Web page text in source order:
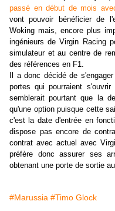
passé en début de mois
vont pouvoir bénéficier de
Woking mais, encore plus
ingénieurs de Virgin Racing
simulateur et au centre de
des références en F1.
Il a donc décidé de
portes qui pourraient
semblerait pourtant que la
qu'une option puisque cette
c'est la date d'entrée en
dispose pas encore de
contrat avec actuel avec
préfère donc assurer ses
obtenant une porte de sortie
#Marussia #Timo Glock